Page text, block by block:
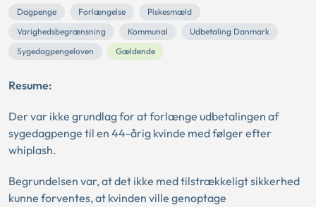
Dagpenge Forlængelse
Piskesmæld
Varighedsbegrænsning
Kommunal
Udbetaling Danmark
Sygedagpengeloven
Gældende
Resume:
Der var ikke grundlag for at forlænge udbetalingen af
sygedagpenge til en 44-årig kvinde med følger efter
whiplash.
Begrundelsen var, at det ikke med tilstrækkeligt sikkerhed
kunne forventes, at kvinden ville genoptage